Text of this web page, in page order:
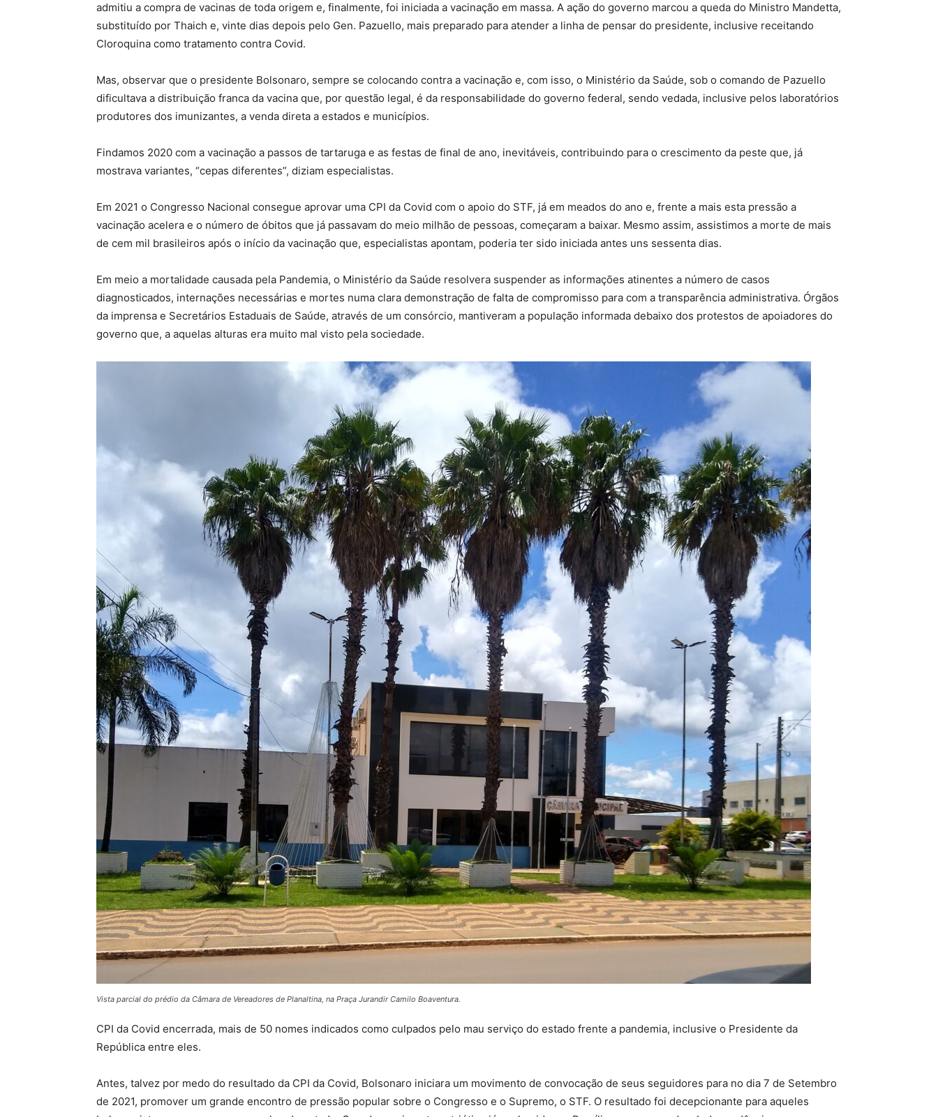
admitiu a compra de vacinas de toda origem e, finalmente, foi iniciada a vacinação em massa. A ação do governo marcou a queda do Ministro Mandetta,
substituído por Thaich e, vinte dias depois pelo Gen. Pazuello, mais preparado para atender a linha de pensar do presidente, inclusive receitando
Cloroquina como tratamento contra Covid.
Mas, observar que o presidente Bolsonaro, sempre se colocando contra a vacinação e, com isso, o Ministério da Saúde, sob o comando de Pazuello
dificultava a distribuição franca da vacina que, por questão legal, é da responsabilidade do governo federal, sendo vedada, inclusive pelos laboratórios
produtores dos imunizantes, a venda direta a estados e municípios.
Findamos 2020 com a vacinação a passos de tartaruga e as festas de final de ano, inevitáveis, contribuindo para o crescimento da peste que, já
mostrava variantes, “cepas diferentes”, diziam especialistas.
Em 2021 o Congresso Nacional consegue aprovar uma CPI da Covid com o apoio do STF, já em meados do ano e, frente a mais esta pressão a
vacinação acelera e o número de óbitos que já passavam do meio milhão de pessoas, começaram a baixar. Mesmo assim, assistimos a morte de mais
de cem mil brasileiros após o início da vacinação que, especialistas apontam, poderia ter sido iniciada antes uns sessenta dias.
Em meio a mortalidade causada pela Pandemia, o Ministério da Saúde resolvera suspender as informações atinentes a número de casos
diagnosticados, internações necessárias e mortes numa clara demonstração de falta de compromisso para com a transparência administrativa. Órgãos
da imprensa e Secretários Estaduais de Saúde, através de um consórcio, mantiveram a população informada debaixo dos protestos de apoiadores do
governo que, a aquelas alturas era muito mal visto pela sociedade.
Vista parcial do prédio da Câmara de Vereadores de Planaltina, na Praça Jurandir Camilo Boaventura.
CPI da Covid encerrada, mais de 50 nomes indicados como culpados pelo mau serviço do estado frente a pandemia, inclusive o Presidente da
República entre eles.
Antes, talvez por medo do resultado da CPI da Covid, Bolsonaro iniciara um movimento de convocação de seus seguidores para no dia 7 de Setembro
de 2021, promover um grande encontro de pressão popular sobre o Congresso e o Supremo, o STF. O resultado foi decepcionante para aqueles